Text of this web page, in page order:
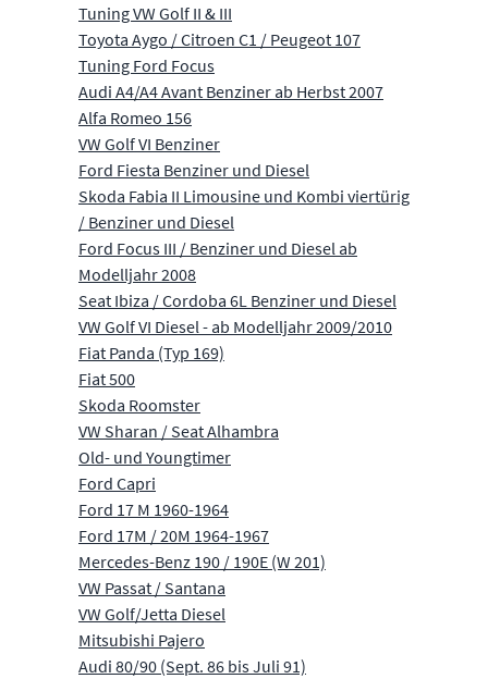
Tuning VW Golf II & III
Toyota Aygo / Citroen C1 / Peugeot 107
Tuning Ford Focus
Audi A4/A4 Avant Benziner ab Herbst 2007
Alfa Romeo 156
VW Golf VI Benziner
Ford Fiesta Benziner und Diesel
Skoda Fabia II Limousine und Kombi viertürig
/ Benziner und Diesel
Ford Focus III / Benziner und Diesel ab
Modelljahr 2008
Seat Ibiza / Cordoba 6L Benziner und Diesel
VW Golf VI Diesel - ab Modelljahr 2009/2010
Fiat Panda (Typ 169)
Fiat 500
Skoda Roomster
VW Sharan / Seat Alhambra
Old- und Youngtimer
Ford Capri
Ford 17 M 1960-1964
Ford 17M / 20M 1964-1967
Mercedes-Benz 190 / 190E (W 201)
VW Passat / Santana
VW Golf/Jetta Diesel
Mitsubishi Pajero
Audi 80/90 (Sept. 86 bis Juli 91)